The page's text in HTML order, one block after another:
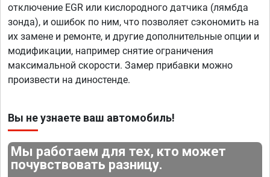
отключение EGR или кислородного датчика (лямбда
зонда), и ошибок по ним, что позволяет сэкономить на
их замене и ремонте, и другие дополнительные опции и
модификации, например снятие ограничения
максимальной скорости. Замер прибавки можно
произвести на диностенде.
Вы не узнаете ваш автомобиль!
Мы работаем для тех, кто может
почувствовать разницу.